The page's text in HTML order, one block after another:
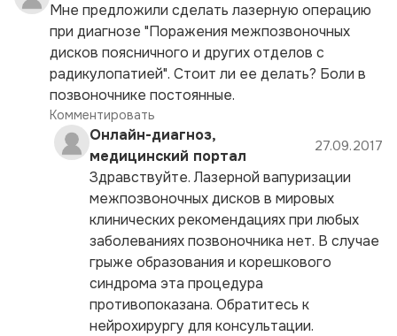
Мне предложили сделать лазерную операцию
при диагнозе "Поражения межпозвоночных
дисков поясничного и других отделов с
радикулопатией". Стоит ли ее делать? Боли в
позвоночнике постоянные.
Комментировать
Онлайн-диагноз,
медицинский портал
27.09.2017
Здравствуйте. Лазерной вапуризации
межпозвоночных дисков в мировых
клинических рекомендациях при любых
заболеваниях позвоночника нет. В случае
грыже образования и корешкового
синдрома эта процедура
противопоказана. Обратитесь к
нейрохирургу для консультации.